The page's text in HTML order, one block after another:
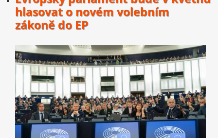
hlasovat o novém volebním
zákoně do EP